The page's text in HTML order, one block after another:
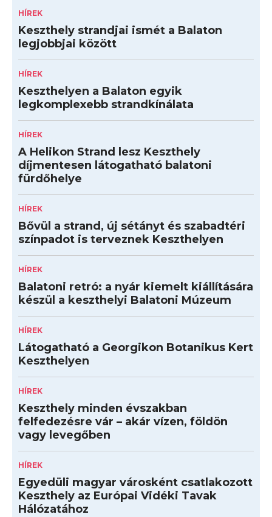
HÍREK
Keszthely strandjai ismét a Balaton
legjobbjai között
HÍREK
Keszthelyen a Balaton egyik
legkomplexebb strandkínálata
HÍREK
A Helikon Strand lesz Keszthely
díjmentesen látogatható balatoni
fürdőhelye
HÍREK
Bővül a strand, új sétányt és szabadtéri
színpadot is terveznek Keszthelyen
HÍREK
Balatoni retró: a nyár kiemelt kiállítására
készül a keszthelyi Balatoni Múzeum
HÍREK
Látogatható a Georgikon Botanikus Kert
Keszthelyen
HÍREK
Keszthely minden évszakban
felfedezésre vár – akár vízen, földön
vagy levegőben
HÍREK
Egyedüli magyar városként csatlakozott
Keszthely az Európai Vidéki Tavak
Hálózatához